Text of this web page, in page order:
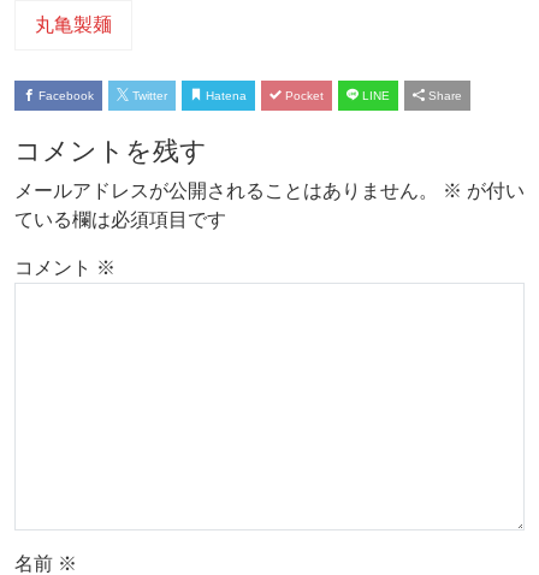
丸亀製麺
Facebook Twitter Hatena Pocket LINE Share
コメントを残す
メールアドレスが公開されることはありません。 ※ が付い
ている欄は必須項目です
コメント ※
名前 ※